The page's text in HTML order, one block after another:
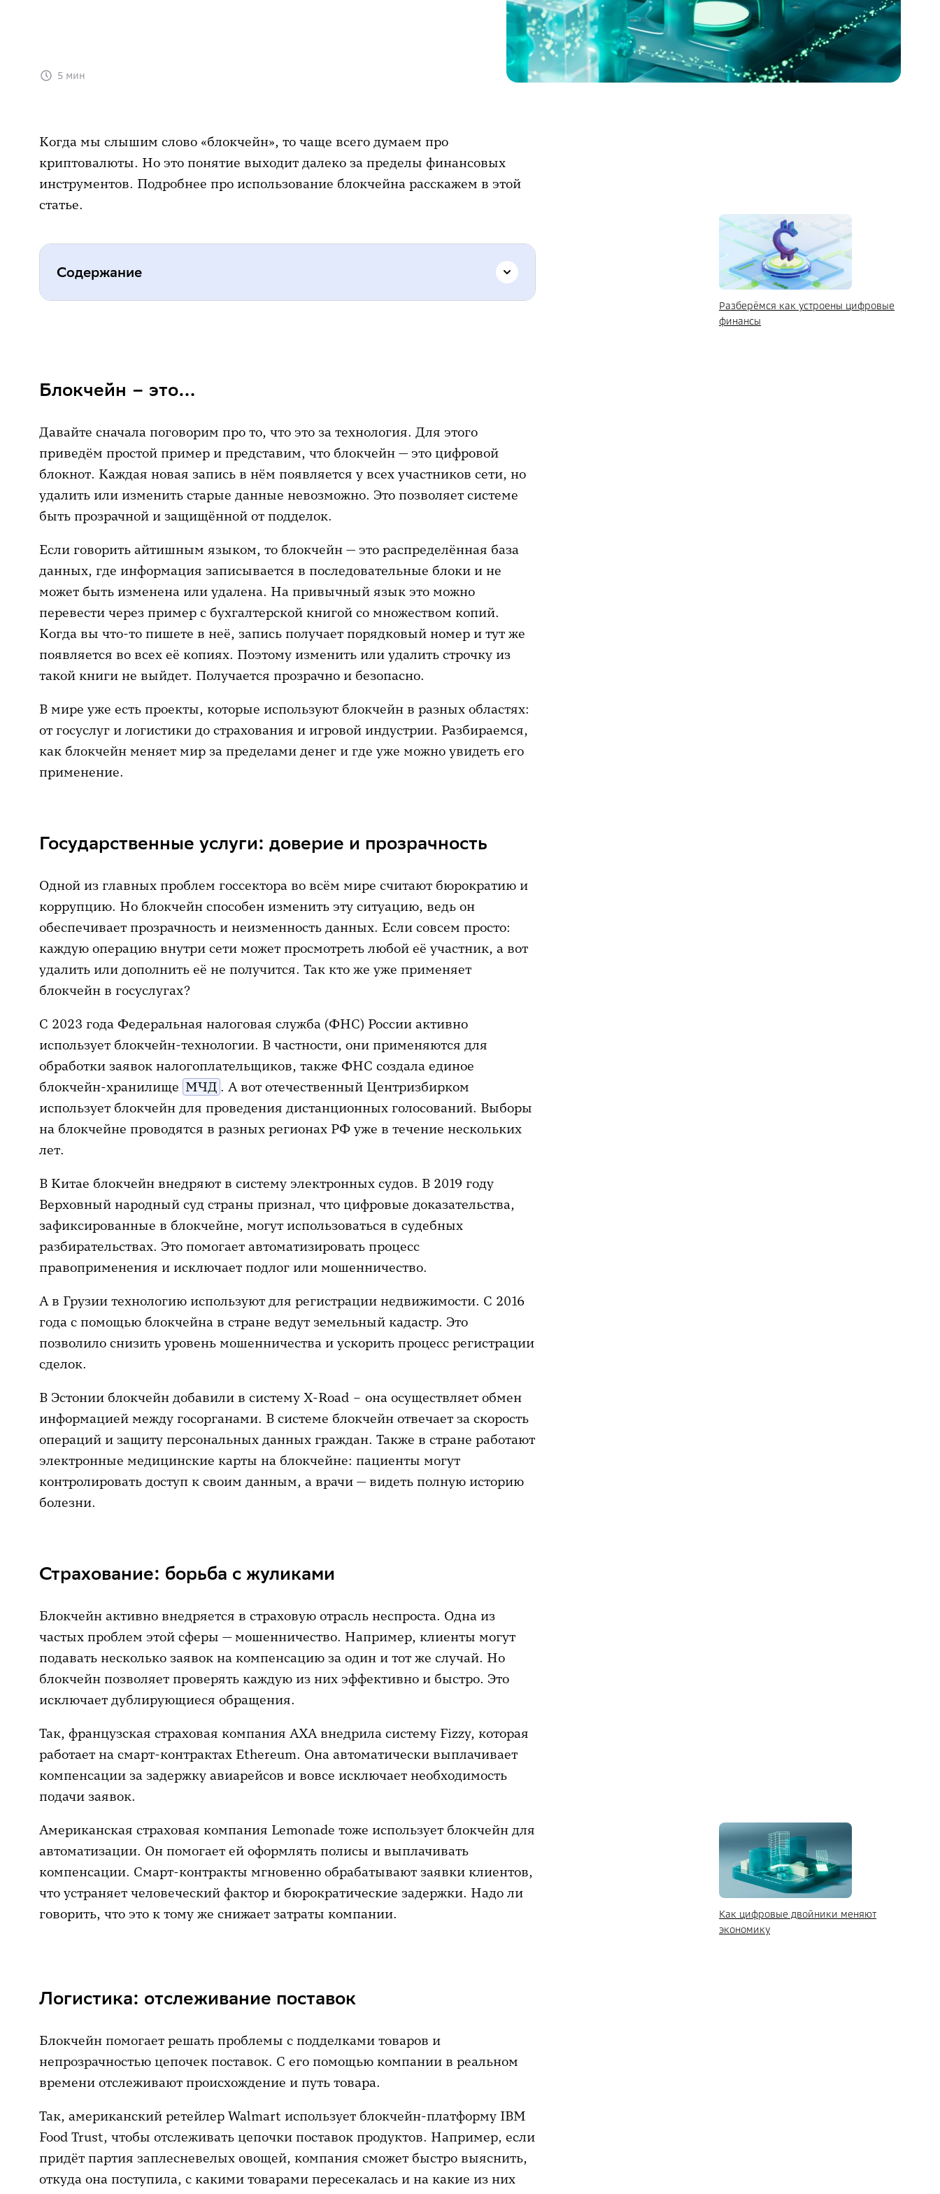
5 мин
Когда мы слышим слово «блокчейн», то чаще всего думаем про
криптовалюты. Но это понятие выходит далеко за пределы финансовых
инструментов. Подробнее про использование блокчейна расскажем в этой
статье.
Содержание
Страхование: борьба с жуликами
Игровая индустрия: новый уровень владения цифровыми
активами
Блокчейн в медицине: защита данных и быстрая обработка
информации
Блокчейн в образовании: новые возможности
Что в итоге
Разберёмся как устроены цифровые
финансы
Блокчейн – это…
Давайте сначала поговорим про то, что это за технология. Для этого
приведём простой пример и представим, что блокчейн — это цифровой
блокнот. Каждая новая запись в нём появляется у всех участников сети, но
удалить или изменить старые данные невозможно. Это позволяет системе
быть прозрачной и защищённой от подделок.
Если говорить айтишным языком, то блокчейн — это распределённая база
данных, где информация записывается в последовательные блоки и не
может быть изменена или удалена. На привычный язык это можно
перевести через пример с бухгалтерской книгой со множеством копий.
Когда вы что-то пишете в неё, запись получает порядковый номер и тут же
появляется во всех её копиях. Поэтому изменить или удалить строчку из
такой книги не выйдет. Получается прозрачно и безопасно.
В мире уже есть проекты, которые используют блокчейн в разных областях:
от госуслуг и логистики до страхования и игровой индустрии. Разбираемся,
как блокчейн меняет мир за пределами денег и где уже можно увидеть его
применение.
Государственные услуги: доверие и прозрачность
Одной из главных проблем госсектора во всём мире считают бюрократию и
коррупцию. Но блокчейн способен изменить эту ситуацию, ведь он
обеспечивает прозрачность и неизменность данных. Если совсем просто:
каждую операцию внутри сети может просмотреть любой её участник, а вот
удалить или дополнить её не получится. Так кто же уже применяет
блокчейн в госуслугах?
С 2023 года Федеральная налоговая служба (ФНС) России активно
использует блокчейн-технологии. В частности, они применяются для
обработки заявок налогоплательщиков, также ФНС создала единое
блокчейн-хранилище МЧД . А вот отечественный Центризбирком
использует блокчейн для проведения дистанционных голосований. Выборы
на блокчейне проводятся в разных регионах РФ уже в течение нескольких
лет.
В Китае блокчейн внедряют в систему электронных судов. В 2019 году
Верховный народный суд страны признал, что цифровые доказательства,
зафиксированные в блокчейне, могут использоваться в судебных
разбирательствах. Это помогает автоматизировать процесс
правоприменения и исключает подлог или мошенничество.
А в Грузии технологию используют для регистрации недвижимости. С 2016
года с помощью блокчейна в стране ведут земельный кадастр. Это
позволило снизить уровень мошенничества и ускорить процесс регистрации
сделок.
В Эстонии блокчейн добавили в систему X-Road – она осуществляет обмен
информацией между госорганами. В системе блокчейн отвечает за скорость
операций и защиту персональных данных граждан. Также в стране работают
электронные медицинские карты на блокчейне: пациенты могут
контролировать доступ к своим данным, а врачи — видеть полную историю
болезни.
Страхование: борьба с жуликами
Блокчейн активно внедряется в страховую отрасль неспроста. Одна из
частых проблем этой сферы — мошенничество. Например, клиенты могут
подавать несколько заявок на компенсацию за один и тот же случай. Но
блокчейн позволяет проверять каждую из них эффективно и быстро. Это
исключает дублирующиеся обращения.
Так, французская страховая компания AXA внедрила систему Fizzy, которая
работает на смарт-контрактах Ethereum. Она автоматически выплачивает
компенсации за задержку авиарейсов и вовсе исключает необходимость
подачи заявок.
Американская страховая компания Lemonade тоже использует блокчейн для
автоматизации. Он помогает ей оформлять полисы и выплачивать
компенсации. Смарт-контракты мгновенно обрабатывают заявки клиентов,
что устраняет человеческий фактор и бюрократические задержки. Надо ли
говорить, что это к тому же снижает затраты компании.
Как цифровые двойники меняют
экономику
Логистика: отслеживание поставок
Блокчейн помогает решать проблемы с подделками товаров и
непрозрачностью цепочек поставок. С его помощью компании в реальном
времени отслеживают происхождение и путь товара.
Так, американский ретейлер Walmart использует блокчейн-платформу IBM
Food Trust, чтобы отслеживать цепочки поставок продуктов. Например, если
придёт партия заплесневелых овощей, компания сможет быстро выяснить,
откуда она поступила, с какими товарами пересекалась и на какие из них